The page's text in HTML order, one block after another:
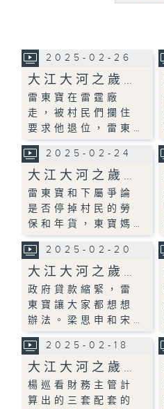
2025-02-26
大江大河之歲…
雷東寶在雷霆廠
走，被村民們攔住
要求他退位，雷東…
2025-02-24
大江大河之歲…
雷東寶和下屬爭論
是否停掉村民的勞
保和年貨，東寶媽…
2025-02-20
大江大河之歲…
政府貸款縮緊，雷
東寶讓大家都想想
辦法。梁思申和宋…
2025-02-18
大江大河之歲…
楊巡看財務主管計
算出的三套配套的